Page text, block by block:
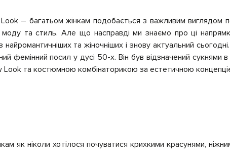
– багатьом жінкам подобається з важливим виглядом
та стиль. Але що насправді ми знаємо про ці
найромантичніших та жіночніших і знову актуальний
фемінний посил у дусі 50-х. Він був відзначений сукнями в
Look та костюмною комбінаторикою за естетичною
як ніколи хотілося почуватися крихкими красунями,